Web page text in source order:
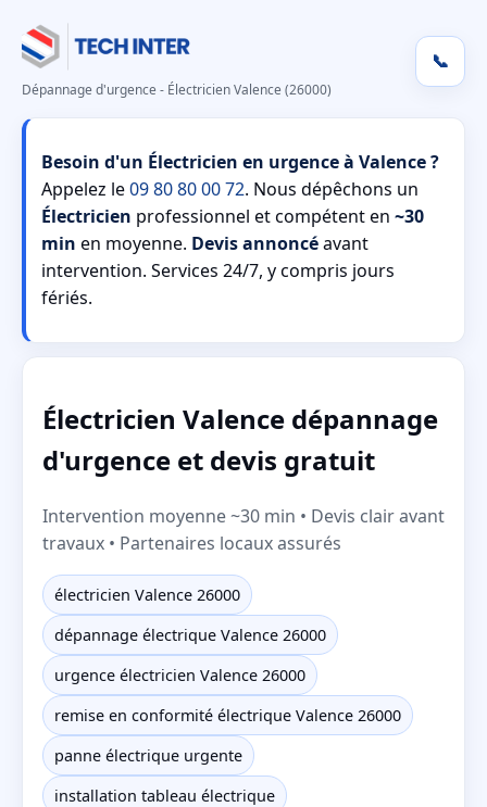
Dépannage d'urgence - Électricien Valence (26000)
📞
Besoin d'un Électricien en urgence à Valence ?
Appelez le09 80 80 00 72. Nous dépêchons un
Électricien professionnel et compétent en ~30
min en moyenne. Devis annoncéavant
intervention. Services 24/7, y compris jours
fériés.
Électricien Valence dépannage
d'urgence et devis gratuit
Intervention moyenne ~30 min • Devis clair avant
travaux • Partenaires locaux assurés
électricien Valence 26000
dépannage électrique Valence 26000
urgence électricien Valence 26000
remise en conformité électrique Valence 26000
panne électrique urgente
installation tableau électrique